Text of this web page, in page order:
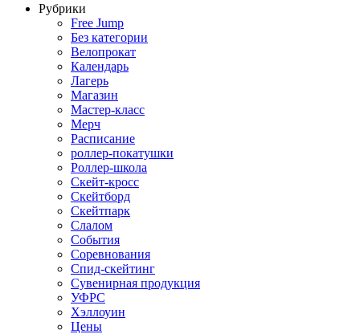
Рубрики
Free Jump
Без категории
Велопрокат
Календарь
Лагерь
Магазин
Мастер-класс
Мерч
Расписание
роллер-покатушки
Роллер-школа
Скейт-кросс
Скейтборд
Скейтпарк
Слалом
События
Соревнования
Спид-скейтинг
Сувенирная продукция
УФРС
Хэллоуин
Цены